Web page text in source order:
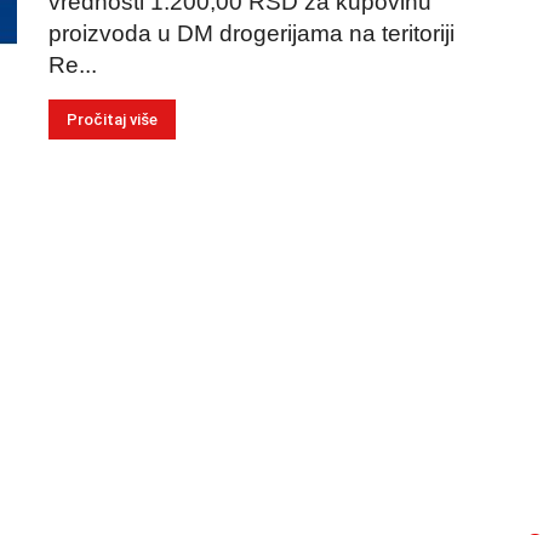
proizvoda u DM drogerijama na teritoriji
Re...
Pročitaj više